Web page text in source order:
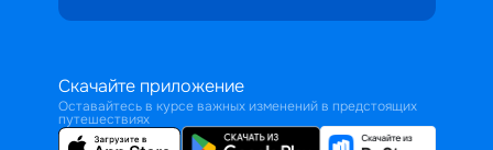
Скачайте приложение
Оставайтесь в курсе важных изменений в предстоящих
путешествиях